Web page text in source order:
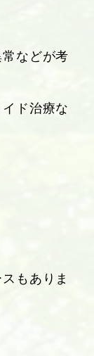
などが考
ド治療な
もありま